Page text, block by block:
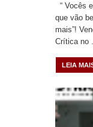
“ Vocês
que vão
mais”!
Crítica no
LEIA